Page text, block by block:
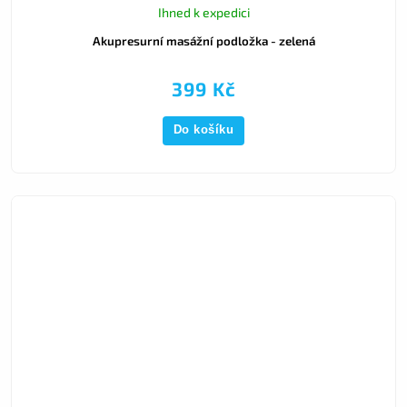
Akupresurní masážní podložka - zelená
Ihned k expedici
399 Kč
Do košíku